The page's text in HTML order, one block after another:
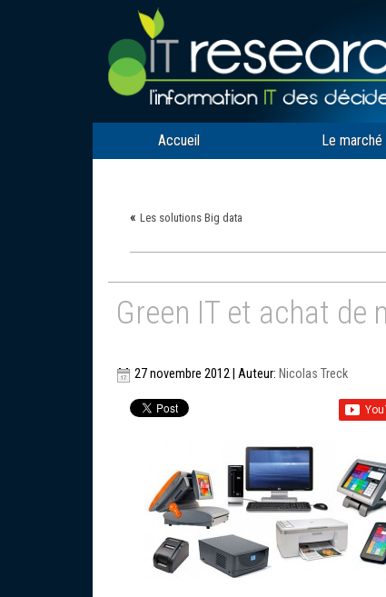
Accueil Le marché
« Les solutions Big data
Green IT et achat
27 novembre 2012 | Auteur: Nicolas Treck